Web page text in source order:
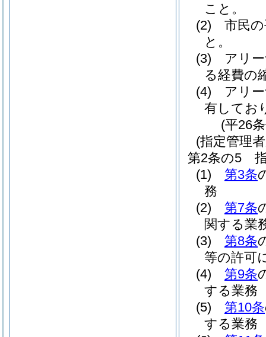
こと。
(2)
市民
と。
(3)
アリ
る経費の
(4)
アリ
有してお
(平26
(指定管理
第2条の5
(1)
第3条
務
(2)
第7条
関する業
(3)
第8条
等の許可
(4)
第9条
する業務
(5)
第10条
する業務